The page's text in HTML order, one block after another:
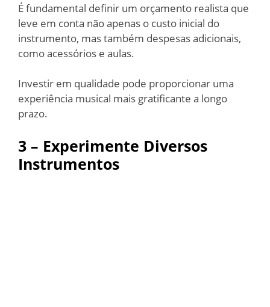
É fundamental definir um orçamento realista que
leve em conta não apenas o custo inicial do
instrumento, mas também despesas adicionais,
como acessórios e aulas.
Investir em qualidade pode proporcionar uma
experiência musical mais gratificante a longo
prazo.
3 – Experimente Diversos
Instrumentos